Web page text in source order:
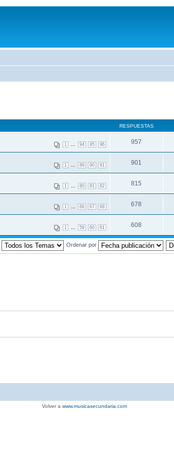
RESPUESTAS
1 94 95 96 957
1 89 90 91 901
1 80 81 82 815
1 66 67 68 678
1 59 60 61 608
Ordenar por
Volver a www.musicasecundaria.com